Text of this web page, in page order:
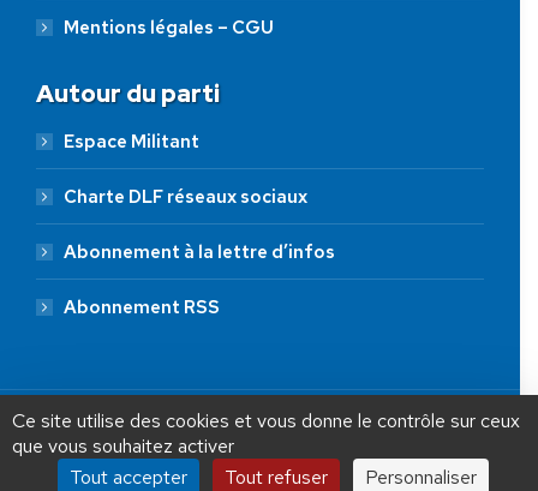
Mentions légales – CGU
Autour du parti
Espace Militant
Charte DLF réseaux sociaux
Abonnement à la lettre d’infos
Abonnement RSS
JE FAIS UN DON À DLF
ADHÉSION 20 € 50 € 100 €
Ce site utilise des cookies et vous donne le contrôle sur ceux
que vous souhaitez activer
Tout accepter
Tout refuser Personnaliser